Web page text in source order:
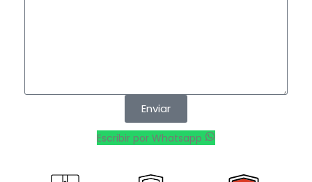
Enviar
Escribir por Whatsapp